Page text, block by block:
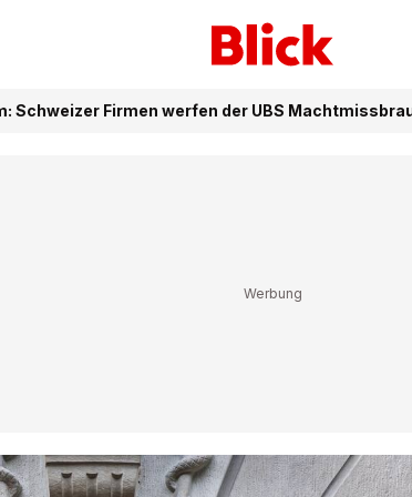
Schweizer Firmen werfen der UBS